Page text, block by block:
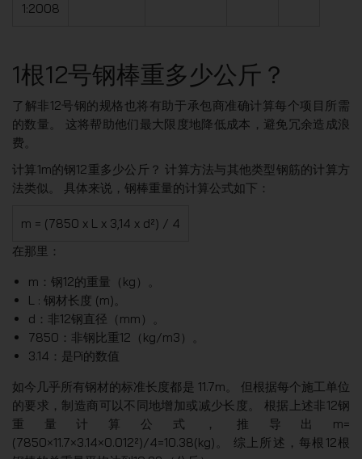
1:2008
1根12号钢棒重多少公斤？
了解非12号钢的规格也将有助于承包商准确计算每个项目所需
的数量。 这将帮助他们最大限度地降低成本，避免冗余造成浪
费。
计算1m的钢12重多少公斤？ 计算方法与其他类型钢筋的计算方
法类似。 具体来说，钢棒重量的计算公式如下：
m = (7850 x L x 3,14 x d²) / 4
在那里：
m：钢12的重量（kg）。
L : 钢材长度 (m)。
d：非12钢直径（mm）。
7850：非钢比重12（kg/m3）。
3.14：是Pi的数值
如今几乎所有钢材的标准长度都是 11.7m。 但根据每个施工单位
的要求，制造商可以不同地增加或减少长度。 根据上述非12钢
重量计算公式，推导出m=
(7850×11.7×3.14×0.012²)/4=10.38(kg)。 综上所述，每根12根